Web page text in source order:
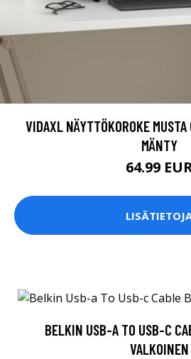
VIDAXL NÄYTTÖKOROKE
MÄNTY
64.99
BELKIN USB-A TO USB-C
VALKOINEN